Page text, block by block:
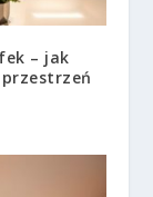
– jak